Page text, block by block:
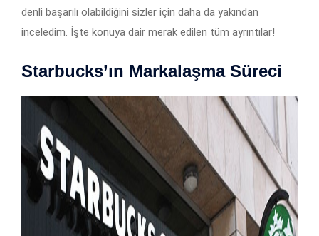
denli başarılı olabildiğini sizler için daha da yakından
inceledim. İşte konuya dair merak edilen tüm ayrıntılar!
Starbucks’ın Markalaşma Süreci